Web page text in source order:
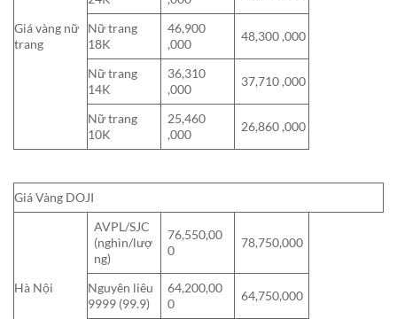
Giá vàng nữ
trang
Nữ trang
18K
46,900
,000
48,300 ,000
Nữ trang
14K
36,310
,000
37,710 ,000
Nữ trang
10K
25,460
,000
26,860 ,000
Giá Vàng DOJI
Hà Nội
AVPL/SJC
(nghìn/lượ
ng)
76,550,00
0
78,750,000
Nguyên liêu
9999 (99.9)
64,200,00
0
64,750,000